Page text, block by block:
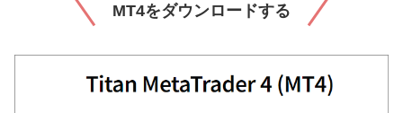
MT4をダウンロードする